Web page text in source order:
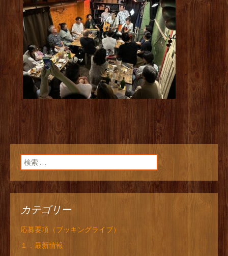
検索:
カテゴリー
応募要項（ブッキングライブ）
１．最新情報